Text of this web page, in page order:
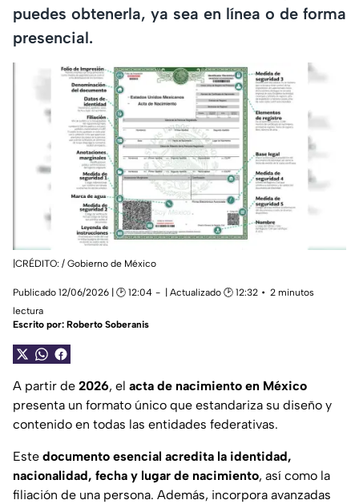
puedes obtenerla, ya sea en línea o de forma
presencial.
|CRÉDITO: / Gobierno de México
Publicado 12/06/2026 | 🕑 12:04 | Actualizado 🕑 12:32
2 minutos
lectura
Escrito por: Roberto Soberanis
A partir de 2026, el acta de nacimiento en México
presenta un formato único que estandariza su diseño y
contenido en todas las entidades federativas.
Este documento esencial acredita la identidad,
nacionalidad, fecha y lugar de nacimiento, así como la
filiación de una persona. Además, incorpora avanzadas